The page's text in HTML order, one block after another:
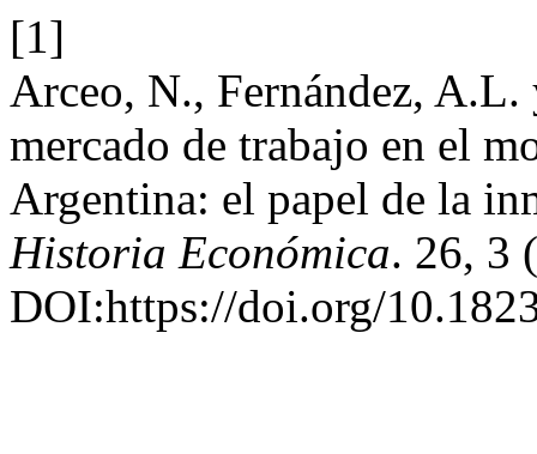
[1]
Arceo, N., Fernández,
mercado de trabajo en el
Argentina: el papel de la
Historia Económica. 26, 3
DOI:https://doi.org/